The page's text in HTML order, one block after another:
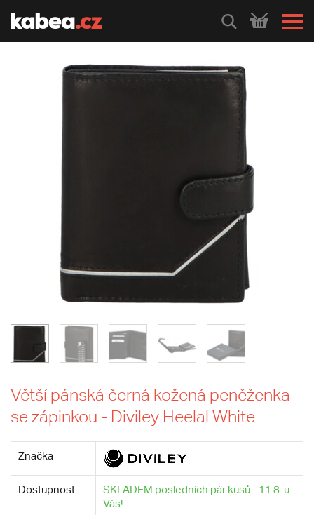
HLEDEJ
Větší pánská černá kožená peněženka
se zápinkou - Diviley Heelal White
Značka
Dostupnost
SKLADEM posledních pár kusů - 11.8. u
Vás!